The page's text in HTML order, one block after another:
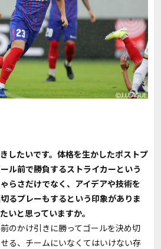
きしたいです。体格を生かしたポストプ
ル前で勝負するストライカーという
らさだけでなく、アイデアや技術を
るプレーもするという印象がありま
いと思っていますか。
のかけ引きに勝ってゴールを決め切
る、チームにいなくてはいけない存